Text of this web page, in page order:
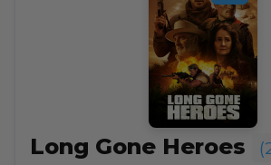
Long Gone Heroes